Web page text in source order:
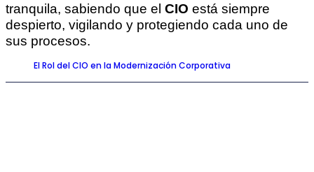
tranquila, sabiendo que el CIO está siempre
despierto, vigilando y protegiendo cada uno de
sus procesos.
El Rol del CIO en la Modernización Corporativa